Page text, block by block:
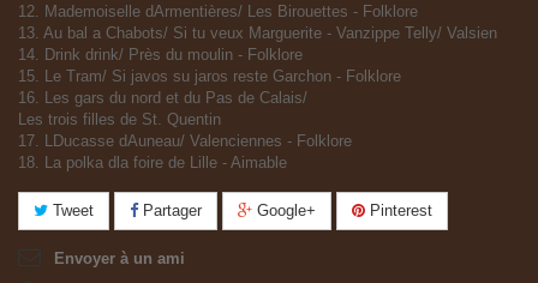
12. Mademoiselle dArmentières/ Les Birouettes - Folklore
13. Au bal a Chabots/ Si tu veux Marguerite - Vanzippe Telly/ Valsien
14. Drink drink/ Près du moulin - Folklore
15. Le Tram/ Si javos su jaros reste Garchon - Folklore
16. Les gars du nord et du Pas de Calais/
Les trois filles de St. Quentin
17. LDucasse dAuneau/ Valenciennes - Folklore
18. La polka dla foire de Lille - Aimable
Tweet Partager Google+ Pinterest
Envoyer à un ami